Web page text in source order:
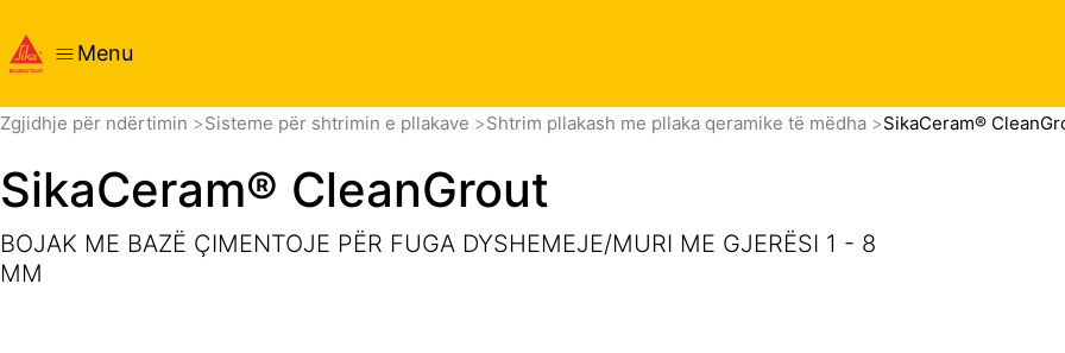
Menu
Zgjidhje për ndërtimin Sisteme për shtrimin e pllakave Shtrim pllakash me pllaka qeramike të mëdha SikaCeram®
SikaCeram® CleanGrout
BOJAK ME BAZË ÇIMENTOJE PËR FUGA DYSHEMEJE/MURI ME GJERËSI 1 - 8
MM
Vështrim i përgjithshëmDetajet e produktitAplikimiDokumenta